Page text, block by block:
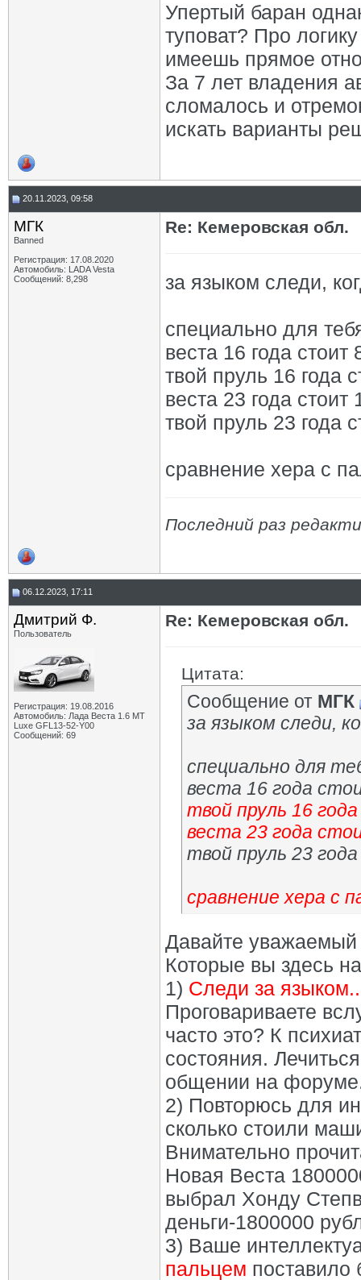
Упертый баран
туповат? Про
имеешь прямое
За 7 лет владения
сломалось и
искать варианты
20.11.2023, 09:58
МГК
Banned
Регистрация: 17.08.2020
Автомобиль: LADA Vesta
Сообщений: 8,298
Re: Кемеровская обл.
за языком следи,
специально для
веста 16 года стоит
твой пруль 16 года
веста 23 года стоит
твой пруль 23 года
сравнение хера с
Последний раз
06.12.2023, 17:11
Дмитрий Ф.
Пользователь
Регистрация: 19.08.2016
Автомобиль: Лада Веста 1.6 MT
Luxe GFL13-52-Y00
Сообщений: 69
Re: Кемеровская обл.
Цитата:
Сообщение от МГК
за языком следи,
специально для
веста 16 года
твой пруль 16
веста 23 года
твой пруль 23
сравнение хера с
Давайте
Которые вы здесь
1) Следи за
Проговариваете
часто это? К
состояния.
общении на
2) Повторюсь для
сколько стоили
Внимательно
Новая Веста
выбрал Хонду
деньги-1800000
3) Ваше
пальцем поставило